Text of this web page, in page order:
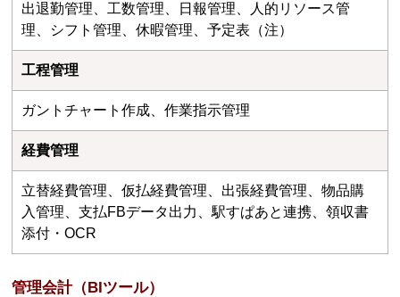
出退勤管理、工数管理、日報管理、人的リソース管
理、シフト管理、休暇管理、予定表（注）
工程管理
ガントチャート作成、作業指示管理
経費管理
立替経費管理、仮払経費管理、出張経費管理、物品購
入管理、支払FBデータ出力、駅すぱあと連携、領収書
添付・OCR
管理会計（BIツール）